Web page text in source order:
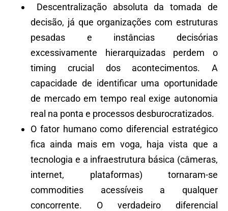
Descentralização absoluta da tomada de
decisão, já que organizações com estruturas
pesadas e instâncias decisórias
excessivamente hierarquizadas perdem o
timing crucial dos acontecimentos. A
capacidade de identificar uma oportunidade
de mercado em tempo real exige autonomia
real na ponta e processos desburocratizados.
O fator humano como diferencial estratégico
fica ainda mais em voga, haja vista que a
tecnologia e a infraestrutura básica (câmeras,
internet, plataformas) tornaram-se
commodities acessíveis a qualquer
concorrente. O verdadeiro diferencial